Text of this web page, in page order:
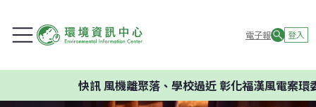
電子報 登入
快訊風機離聚落、學校過近 彰化福漢風電案環委建